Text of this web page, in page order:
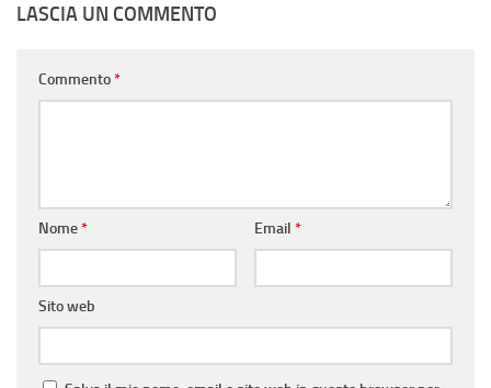
LASCIA UN COMMENTO
Commento*
Nome* Email *
Sito web